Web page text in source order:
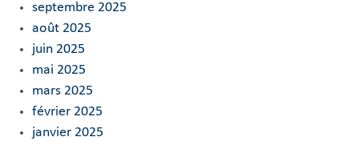
septembre 2025
août 2025
juin 2025
mai 2025
mars 2025
février 2025
janvier 2025